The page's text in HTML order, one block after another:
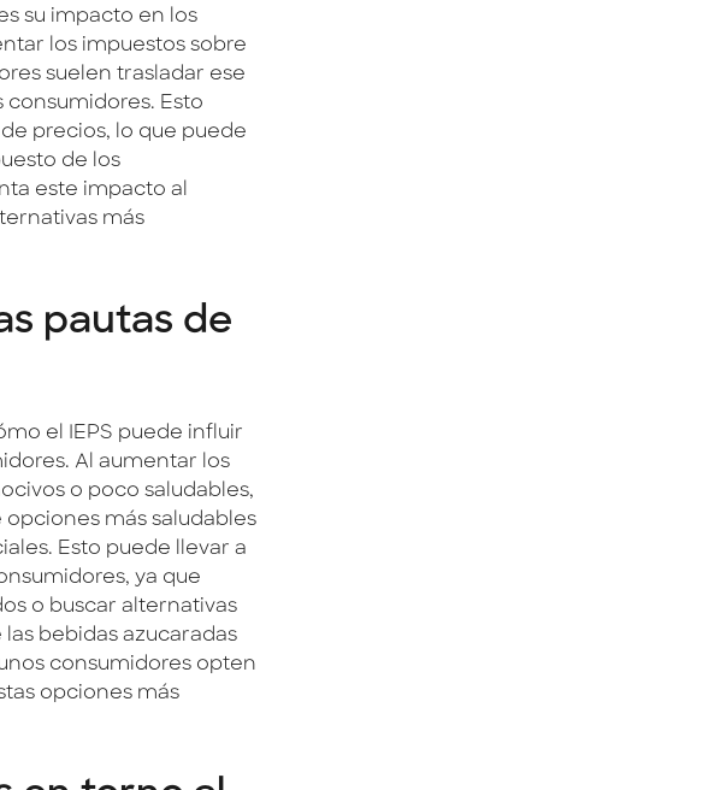
su impacto en los
los impuestos sobre
suelen trasladar ese
consumidores. Esto
precios, lo que puede
de los
este impacto al
más
pautas de
el IEPS puede influir
Al aumentar los
o poco saludables,
más saludables
Esto puede llevar a
ya que
o buscar alternativas
bebidas azucaradas
consumidores opten
opciones más